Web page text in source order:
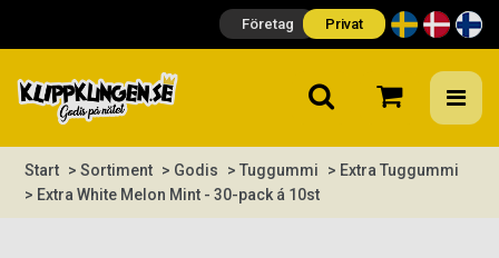
Företag Privat
Start > Sortiment > Godis > Tuggummi
> Extra Tuggummi
> Extra White Melon Mint - 30-pack á 10st